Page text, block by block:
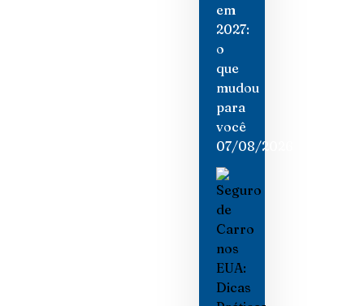
em
2027:
o
que
mudou
para
você
07/08/2026